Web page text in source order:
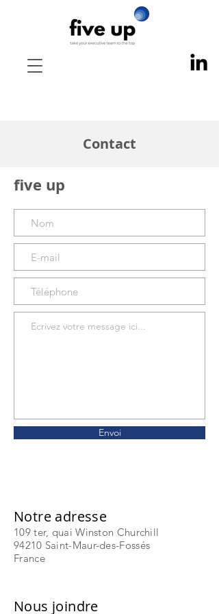
Contact
five up
Envoi
Notre adresse
109 ter, quai Winston Churchill
94210 Saint-Maur-des-Fossés
France
Nous joindre